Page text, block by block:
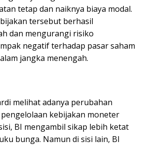
tetap dan naiknya biaya modal.
tersebut berhasil
dan mengurangi risiko
negatif terhadap pasar saham
jangka menengah.
melihat adanya perubahan
kebijakan moneter
BI mengambil sikap lebih ketat
bunga. Namun di sisi lain, BI